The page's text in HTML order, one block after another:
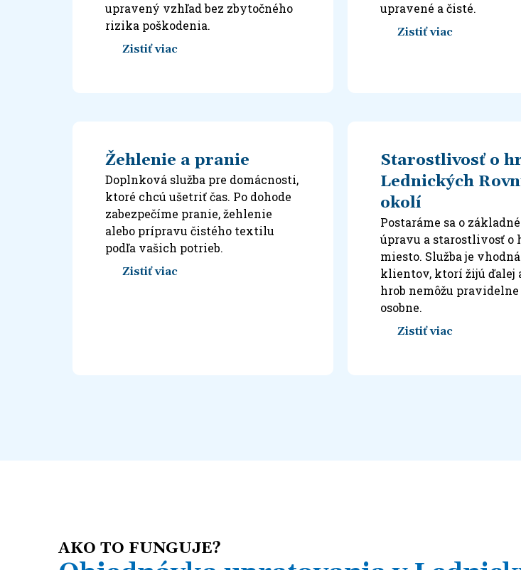
upravený vzhľad bez zbytočného
rizika poškodenia.
Zistiť viac
upravené a čisté.
Zistiť viac
Žehlenie a pranie
Doplnková služba pre domácnosti,
ktoré chcú ušetriť čas. Po dohode
zabezpečíme pranie, žehlenie
alebo prípravu čistého textilu
podľa vašich potrieb.
Zistiť viac
Starostlivosť o
Lednických
okolí
Postaráme sa o
úpravu a starostlivosť o
miesto. Služba je
klientov, ktorí žijú ďalej
hrob nemôžu
osobne.
Zistiť viac
AKO TO FUNGUJE?